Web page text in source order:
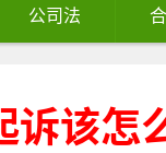
公司法
诉该怎